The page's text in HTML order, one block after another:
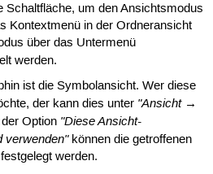
Schaltfläche, um den Ansichtsmodus
Kontextmenü in der Ordneransicht
über das Untermenü
werden.
ist die Symbolansicht. Wer diese
der kann dies unter "Ansicht →
Option "Diese Ansicht-
verwenden"können die getroffenen
werden.